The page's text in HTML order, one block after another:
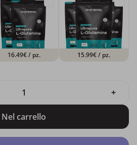
16.49€/ pz. 15.99€/ pz.
+
Nel carrello